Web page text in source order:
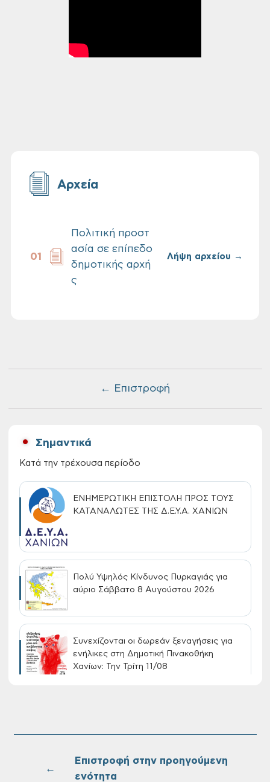
← Επιστροφή
Αρχεία
Πολιτική προστ
ασία σε επίπεδο
δημοτικής αρχή
ς
Λήψη αρχείου →
Σημαντικά
Κατά την τρέχουσα περίοδο
ΕΝΗΜΕΡΩΤΙΚΗ ΕΠΙΣΤΟΛΗ ΠΡΟΣ ΤΟΥΣ
ΚΑΤΑΝΑΛΩΤΕΣ ΤΗΣ Δ.Ε.Υ.Α. ΧΑΝΙΩΝ
Πολύ Υψηλός Κίνδυνος Πυρκαγιάς για
αύριο Σάββατο 8 Αυγούστου 2026
Συνεχίζονται οι δωρεάν ξεναγήσεις για
ενήλικες στη Δημοτική Πινακοθήκη
Χανίων: Την Τρίτη 11/08
Τακτική συνεδρίαση Δημοτικής Επιτροπής
←
Επιστροφή στην προηγούμενη
ενότητα